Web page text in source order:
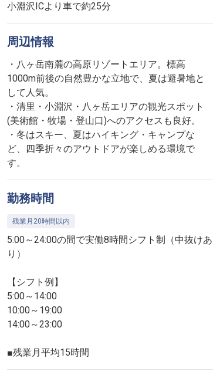
小淵沢ICより車で約25分
周辺情報
・八ヶ岳南麓の高原リゾートエリア。標高
1000m前後の自然豊かな立地で、夏は避暑地と
して人気。
・清里・小淵沢・八ヶ岳エリアの観光スポット
(美術館・牧場・登山口)へのアクセスも良好。
・冬はスキー、夏はハイキング・キャンプな
ど、四季折々のアウトドアが楽しめる環境で
す。
勤務時間
残業月20時間以内
5:00～24:00の間で実働8時間シフト制（中抜けあ
り）
【シフト例】
5:00～14:00
10:00～19:00
14:00～23:00
■残業月平均15時間